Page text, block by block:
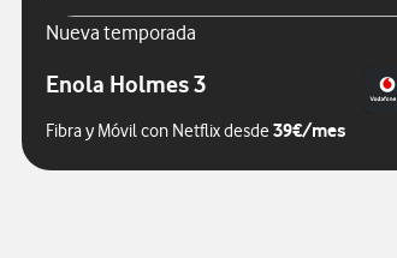
Nueva temporada
Enola Holmes 3
Fibra y Móvil con Netflix desde 39€/mes